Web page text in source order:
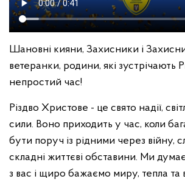
Шановні кияни, Захисники і
ветеранки, родини, які зустрічають
непростий час!
Різдво Христове - це свято надії,
сили. Воно приходить у час, коли
бути поруч із рідними через війну,
складні життєві обставини. Ми
з вас і щиро бажаємо миру, тепла та